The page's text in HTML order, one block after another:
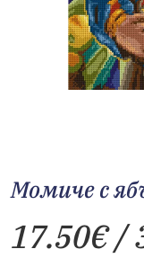
Момиче с
17.50€/